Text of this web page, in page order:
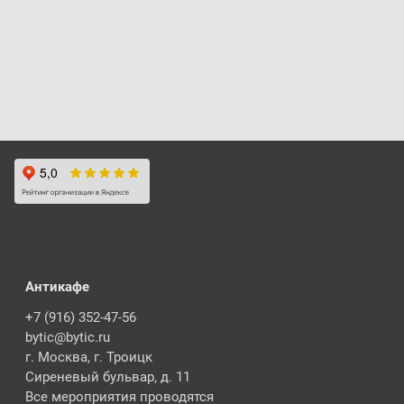
Антикафе
+7 (916) 352-47-56
bytic@bytic.ru
г. Москва, г. Троицк
Сиреневый бульвар, д. 11
Все мероприятия проводятся